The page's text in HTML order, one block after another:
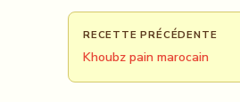
RECETTE PRÉCÉDENTE
Khoubz pain marocain